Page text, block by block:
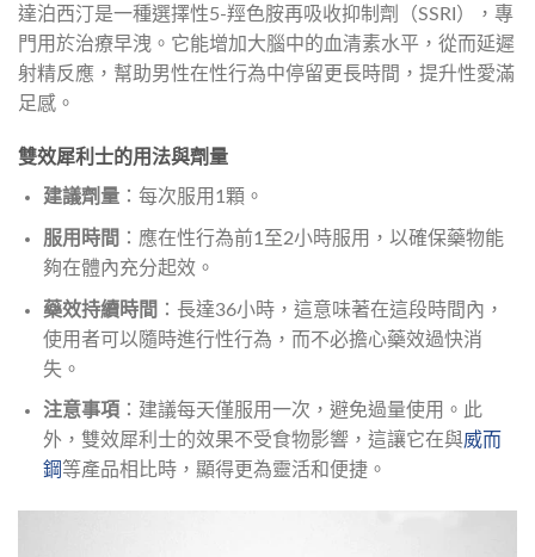
達泊西汀是一種選擇性5-羥色胺再吸收抑制劑（SSRI），專
門用於治療早洩。它能增加大腦中的血清素水平，從而延遲
射精反應，幫助男性在性行為中停留更長時間，提升性愛滿
足感。
雙效犀利士的用法與劑量
建議劑量：每次服用1顆。
服用時間 ：應在性行為前1至2小時服用，以確保藥物能
夠在體內充分起效。
藥效持續時間 ：長達36小時，這意味著在這段時間內，
使用者可以隨時進行性行為，而不必擔心藥效過快消
失。
注意事項：建議每天僅服用一次，避免過量使用。此
外，雙效犀利士的效果不受食物影響，這讓它在與威而
鋼等產品相比時，顯得更為靈活和便捷。